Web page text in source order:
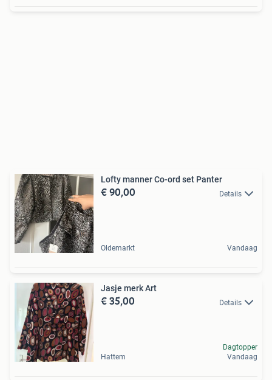
Lofty manner Co-ord set Panter
€ 90,00 Details
Oldemarkt Vandaag
Jasje merk Art
€ 35,00 Details
Hattem
Dagtopper
Vandaag